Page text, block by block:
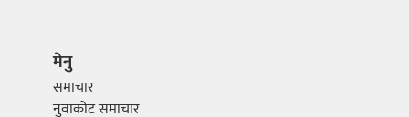
मेनु
समाचार
नुवाकोट समाचार